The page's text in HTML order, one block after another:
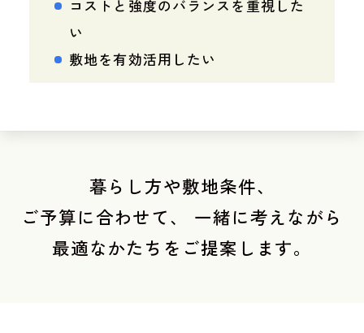
コストと強度のバランスを重視した
い
敷地を有効活用したい
暮らし方や敷地条件、
ご予算に合わせて、
一緒に考えながら
最適なかたちをご提案します。